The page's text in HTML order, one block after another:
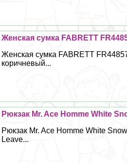
Женская сумка FABRETT
Женская сумка FABRETT
коричневый...
Рюкзак Mr. Ace Homme White
Рюкзак Mr. Ace Homme White
Leave...